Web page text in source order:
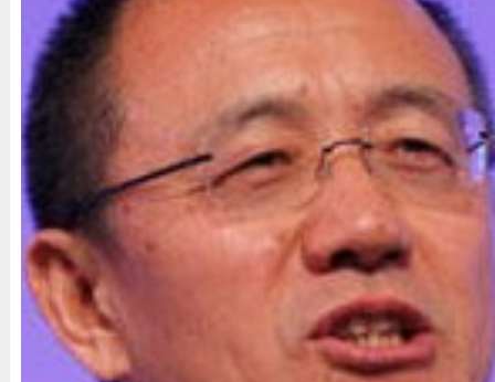
外投资过程中积累的经验和遇到的挑战。
他认为，中国海外投资近几年才进入
些疑虑可以理解，但各方都应避免把投资
中投公司副董事长 高西庆：
我想对于今天我们来讲，我们希望把
一个投资的、经济方面的问题，而不是把
的问题不是中国一个国家的专利，很多